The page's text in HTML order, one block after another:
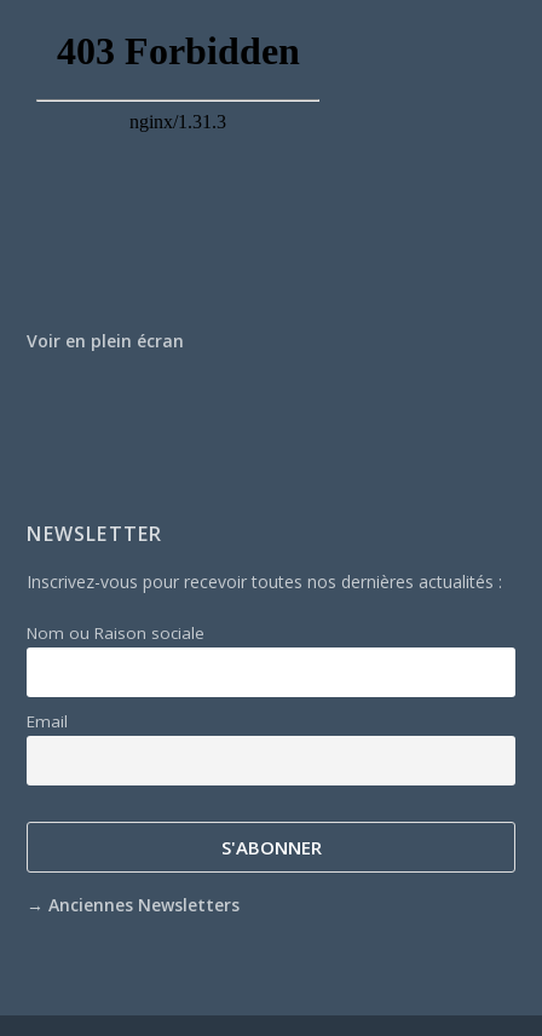
Voir en plein écran
NEWSLETTER
Inscrivez-vous pour recevoir toutes nos dernières actualités :
Nom ou Raison sociale
Email
→Anciennes Newsletters